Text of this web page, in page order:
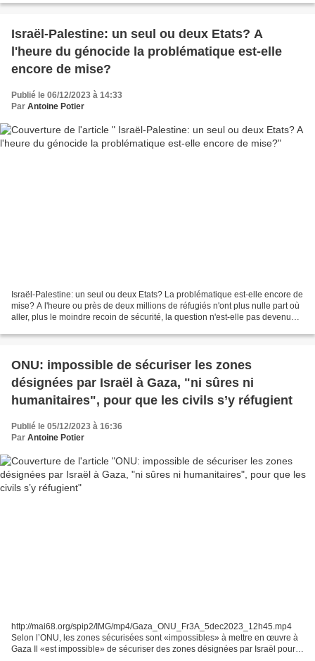
Israël-Palestine: un seul ou deux Etats? A
l'heure du génocide la problématique est-elle
encore de mise?
Publié le 06/12/2023 à 14:33
Par Antoine Potier
Israël-Palestine: un seul ou deux Etats? La problématique est-elle encore de
mise? A l'heure ou près de deux millions de réfugiés n'ont plus nulle part où
aller, plus le moindre recoin de sécurité, la question n'est-elle pas devenue
ONU: impossible de sécuriser les zones
désignées par Israël à Gaza, "ni sûres ni
humanitaires", pour que les civils s’y réfugient
Publié le 05/12/2023 à 16:36
Par Antoine Potier
http://mai68.org/spip2/IMG/mp4/Gaza_ONU_Fr3A_5dec2023_12h45.mp4
Selon l’ONU, les zones sécurisées sont «impossibles» à mettre en œuvre à
Gaza Il «est impossible» de sécuriser des zones désignées par Israël pour